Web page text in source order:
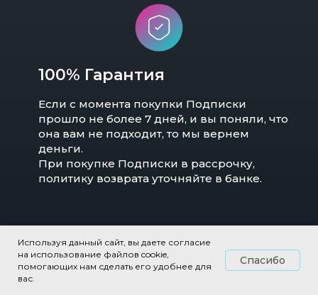
Если с момента покупки Подписки
прошло не более 7 дней, и вы поняли, что
она вам не подходит, то мы вернем
деньги.
При покупке Подписки в рассрочку,
политику возврата уточняйте в банке.
100% Гарантия
Используя данный сайт, вы даете согласие
на использование файлов cookie,
помогающих нам сделать его удобнее для
вас.
Спасибо